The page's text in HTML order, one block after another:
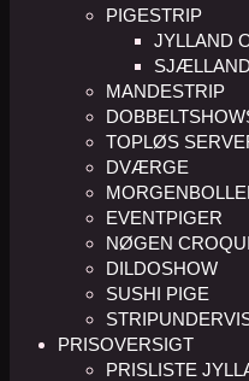
PIGESTRIP
JYLLAND
SJÆLLAND
MANDESTRIP
TOPLØS
DVÆRGE
EVENTPIGER
NØGEN
DILDOSHOW
SUSHI PIGE
PRISOVERSIGT
PRISLISTE